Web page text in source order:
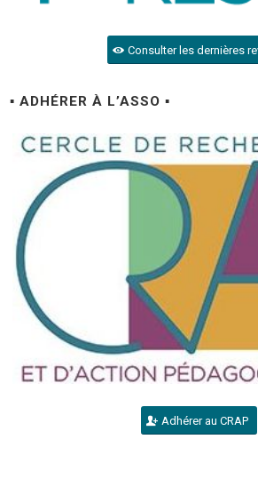
Consulter les dernières
▪ ADHÉRER À L’ASSO ▪
Adhérer au CRAP